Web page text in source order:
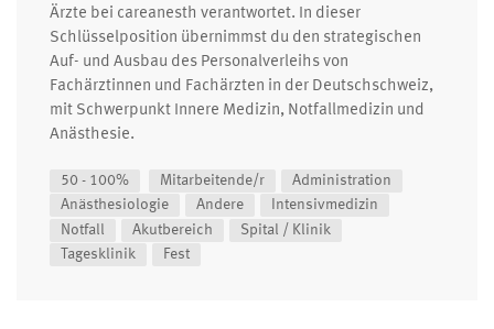
Ärzte bei careanesth verantwortet. In dieser
Schlüsselposition übernimmst du den strategischen
Auf- und Ausbau des Personalverleihs von
Fachärztinnen und Fachärzten in der Deutschschweiz,
mit Schwerpunkt Innere Medizin, Notfallmedizin und
Anästhesie.
50 - 100% Mitarbeitende/r
Administration
Anästhesiologie
Andere
Intensivmedizin
Notfall
Akutbereich
Spital / Klinik
Tagesklinik
Fest